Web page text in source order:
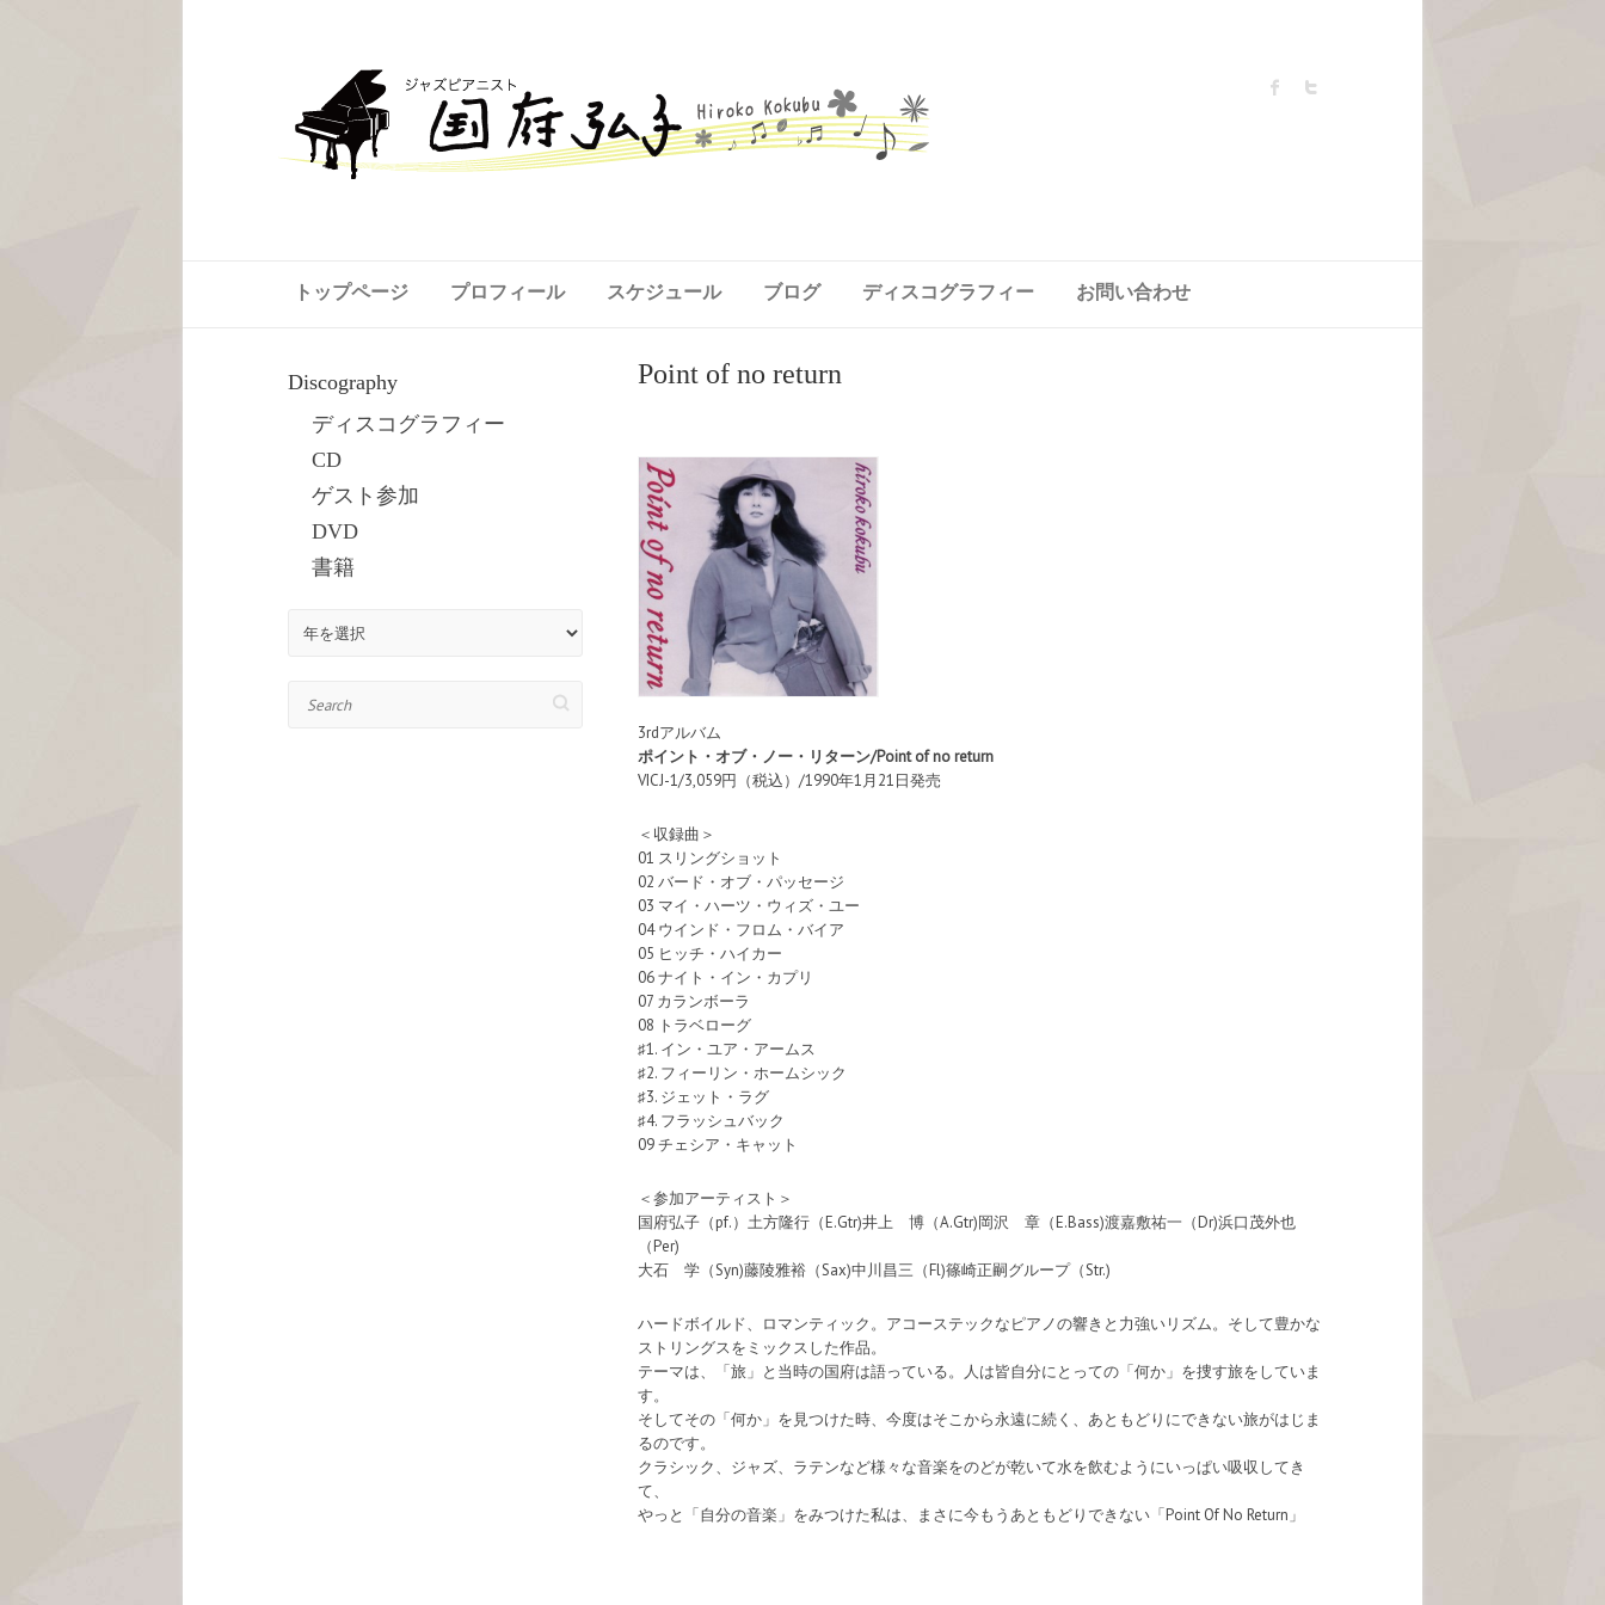
トップページ プロフィール スケジュール ブログ ディスコグラフィー お問い合わせ
Point of no return
3rdアルバム
ポイント・オブ・ノー・リターン/Point of no return
VICJ-1/3,059円（税込）/1990年1月21日発売
＜収録曲＞
01 スリングショット
02 バード・オブ・パッセージ
03 マイ・ハーツ・ウィズ・ユー
04 ウインド・フロム・バイア
05 ヒッチ・ハイカー
06 ナイト・イン・カプリ
07 カランボーラ
08 トラベローグ
♯1. イン・ユア・アームス
♯2. フィーリン・ホームシック
♯3. ジェット・ラグ
♯4. フラッシュバック
09 チェシア・キャット
＜参加アーティスト＞
国府弘子（pf.）土方隆行（E.Gtr)井上 博（A.Gtr)岡沢 章（E.Bass)渡嘉敷祐一（Dr)浜口茂外也
（Per)
大石 学（Syn)藤陵雅裕（Sax)中川昌三（Fl)篠崎正嗣グループ（Str.)
ハードボイルド、ロマンティック。アコーステックなピアノの響きと力強いリズム。そして豊かな
ストリングスをミックスした作品。
テーマは、「旅」と当時の国府は語っている。人は皆自分にとっての「何か」を捜す旅をしていま
す。
そしてその「何か」を見つけた時、今度はそこから永遠に続く、あともどりにできない旅がはじま
るのです。
クラシック、ジャズ、ラテンなど様々な音楽をのどが乾いて水を飲むようにいっぱい吸収してき
て、
やっと「自分の音楽」をみつけた私は、まさに今もうあともどりできない「Point Of No Return」
Discography
ディスコグラフィー
CD
ゲスト参加
DVD
書籍